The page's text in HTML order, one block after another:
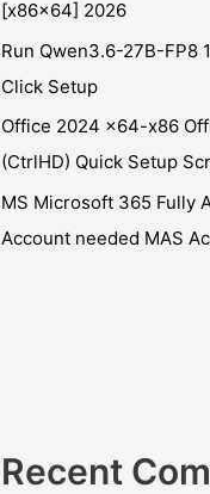
[x86x64] 2026
Run Qwen3.6-27B-FP8
Click Setup
Office 2024 x64-x86
(CtrlHD) Quick Setup
MS Microsoft 365 Fully
Account needed MAS
Recent